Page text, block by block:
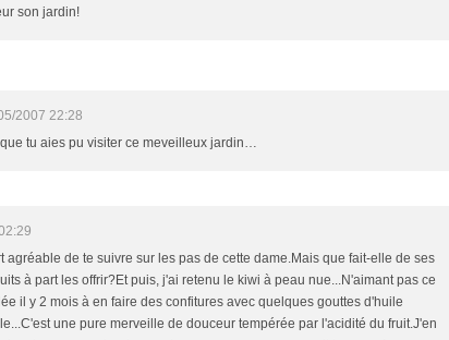
son jardin!
2007 22:28
tu aies pu visiter ce meveilleux jardin…
agréable de te suivre sur les pas de cette dame.Mais que fait-elle de ses
à part les offrir?Et puis, j'ai retenu le kiwi à peau nue...N'aimant pas ce
il y 2 mois à en faire des confitures avec quelques gouttes d'huile
une pure merveille de douceur tempérée par l'acidité du fruit.J'en